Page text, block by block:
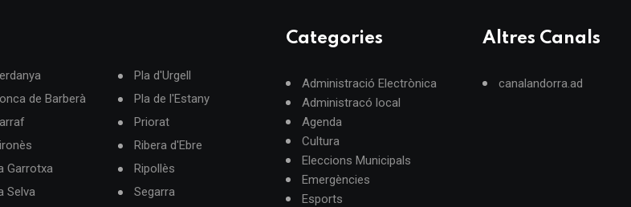
de Barberà
Garrotxa
Selva
Pla d'Urgell
Pla de l'Estany
Priorat
Ribera d'Ebre
Ripollès
Segarra
Categories
Administració Electrònica
Administracó local
Agenda
Cultura
Eleccions Municipals
Emergències
Esports
Altres Canals
canalandorra.ad